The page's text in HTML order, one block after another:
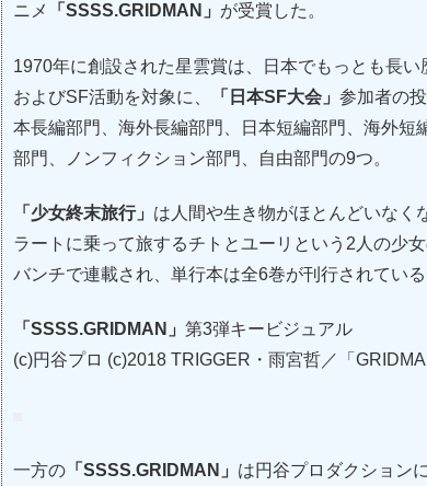
ニメ
「SSSS.GRIDMAN」 が受賞した。
1970年に創設された星雲賞は、日本でもっとも長
およびSF活動を対象に、
「日本SF大会」 参加者の
本長編部門、海外長編部門、日本短編部門、海外短
部門、ノンフィクション部門、自由部門の9つ。
「少女終末旅行」 は人間や生き物がほとんどいなく
ラートに乗って旅するチトとユーリという2人の少
バンチで連載され、単行本は全6巻が刊行されている
「SSSS.GRIDMAN」 第3弾キービジュアル
(c)円谷プロ (c)2018 TRIGGER・雨宮哲／「
一方の 「SSSS.GRIDMAN」 は円谷プロダクション